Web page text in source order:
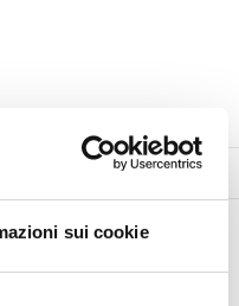
sui cookie